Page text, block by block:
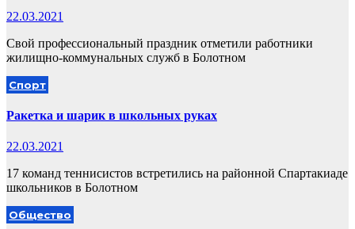
22.03.2021
Свой профессиональный праздник отметили работники
жилищно-коммунальных служб в Болотном
Спорт
Ракетка и шарик в школьных руках
22.03.2021
17 команд теннисистов встретились на районной Спартакиаде
школьников в Болотном
Общество